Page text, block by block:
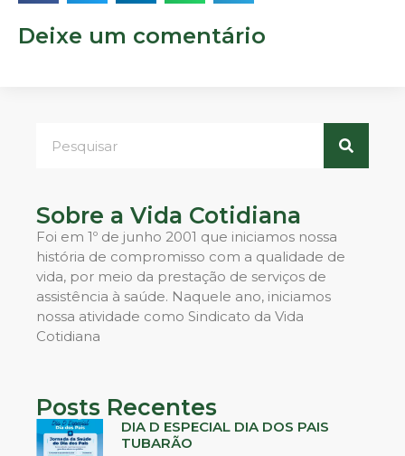
Deixe um comentário
Sobre a Vida Cotidiana
Foi em 1º de junho 2001 que iniciamos nossa
história de compromisso com a qualidade de
vida, por meio da prestação de serviços de
assistência à saúde. Naquele ano, iniciamos
nossa atividade como Sindicato da Vida
Cotidiana
Posts Recentes
DIA D ESPECIAL DIA DOS PAIS
TUBARÃO